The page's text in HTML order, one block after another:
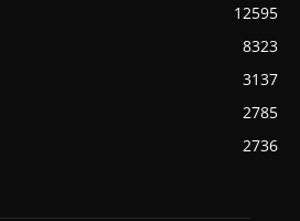
12595
8323
3137
2785
2736